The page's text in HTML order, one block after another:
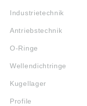
Industrietechnik
Antriebstechnik
O-Ringe
Wellendichtringe
Kugellager
Profile